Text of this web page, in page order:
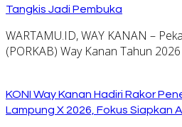
Tangkis Jadi Pembuka
WARTAMU.ID, WAY KANAN –
(PORKAB) Way Kanan Tahun
KONI Way Kanan Hadiri Rakor
Lampung X 2026, Fokus Siapkan